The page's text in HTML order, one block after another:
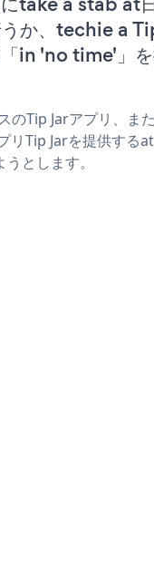
か、techie a
in 'no time'」
のTip Jarアプリ、ま
リTip Jarを提供する
とします。